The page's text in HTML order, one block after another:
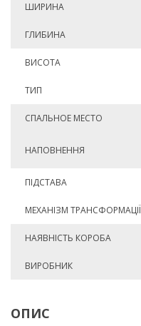
ШИРИНА
ГЛИБИНА
ВИСОТА
ТИП
СПАЛЬНОЕ МЕСТО
НАПОВНЕННЯ
ПІДСТАВА
МЕХАНІЗМ ТРАНСФОРМАЦІЇ
НАЯВНІСТЬ КОРОБА
ВИРОБНИК
ОПИС